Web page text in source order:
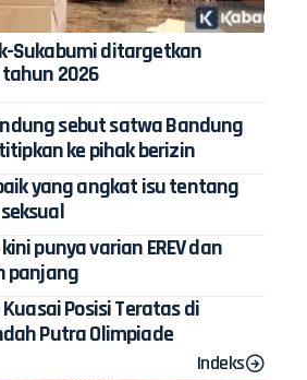
Sukabumi ditargetkan
2026
sebut satwa Bandung
ke pihak berizin
yang angkat isu tentang
punya varian EREV dan
panjang
Posisi Teratas di
Putra Olimpiade
Indeks